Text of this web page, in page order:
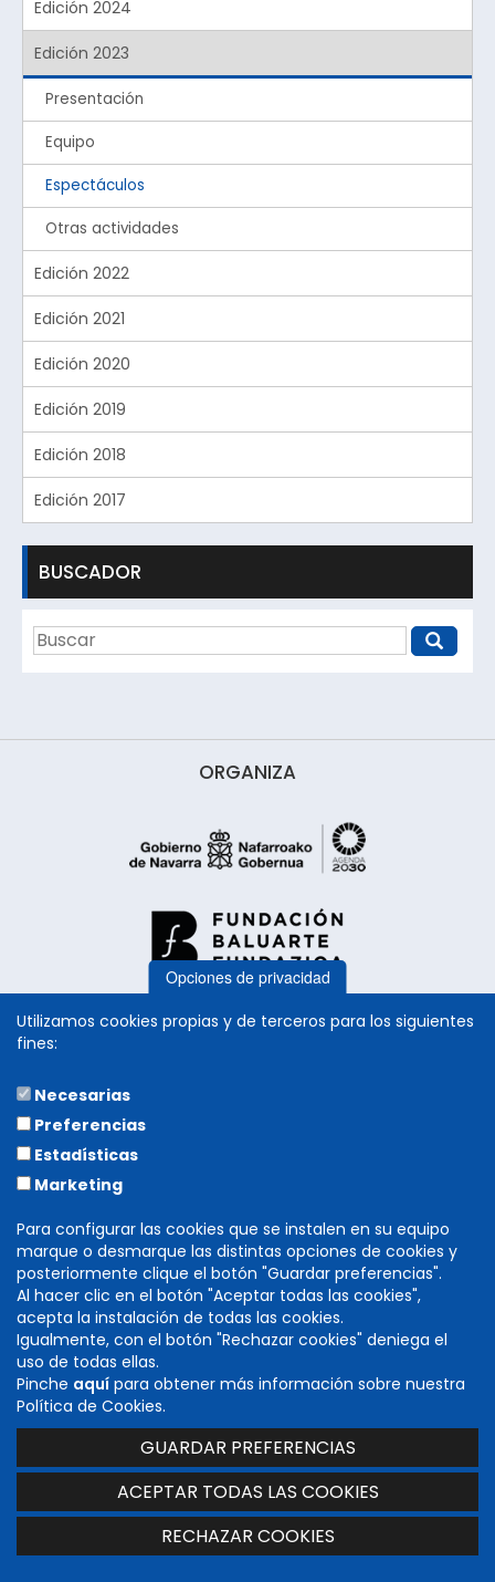
Edición 2024
Edición 2023
Presentación
Equipo
Espectáculos
Otras actividades
Edición 2022
Edición 2021
Edición 2020
Edición 2019
Edición 2018
Edición 2017
BUSCADOR
ORGANIZA
DIRECCIÓN GENERAL DE CULTURA
INSTITUCIÓN PRÍNCIPE DE VIANA
C/ Navarrería, 39. 31001 Pamplona (Navarra)
T. 848 424 600 -
Accesibilidad|Aviso legal|Mapa web
Opciones de privacidad
Utilizamos cookies propias y de terceros para los siguientes
fines:
Necesarias
Preferencias
Estadísticas
Marketing
Para configurar las cookies que se instalen en su equipo
marque o desmarque las distintas opciones de cookies y
posteriormente clique el botón "Guardar preferencias".
Al hacer clic en el botón "Aceptar todas las cookies",
acepta la instalación de todas las cookies.
Igualmente, con el botón "Rechazar cookies" deniega el
uso de todas ellas.
Pinche aquí para obtener más información sobre nuestra
Política de Cookies.
GUARDAR PREFERENCIAS
ACEPTAR TODAS LAS COOKIES
RECHAZAR COOKIES